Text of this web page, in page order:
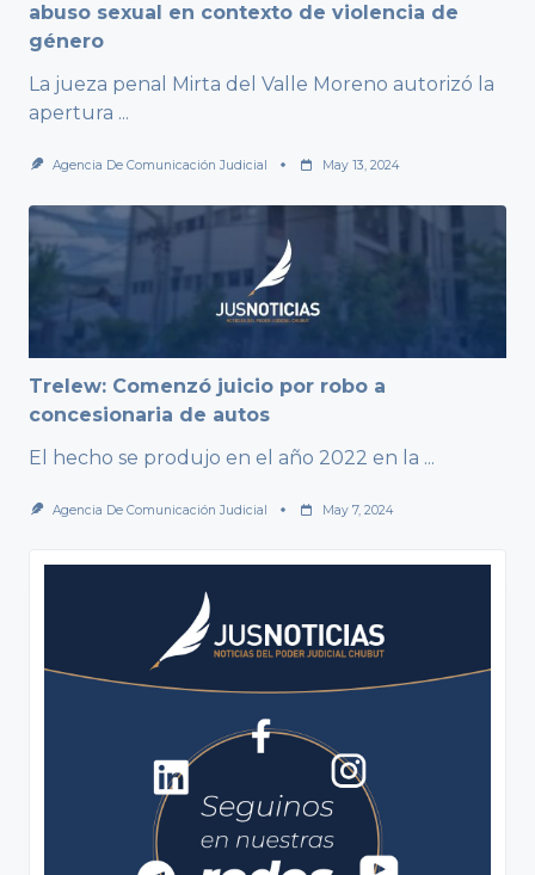
abuso sexual en contexto de violencia de
género
La jueza penal Mirta del Valle Moreno autorizó la
apertura ...
Agencia De Comunicación Judicial May 13, 2024
Trelew: Comenzó juicio por robo a
concesionaria de autos
El hecho se produjo en el año 2022 en la ...
Agencia De Comunicación Judicial May 7, 2024